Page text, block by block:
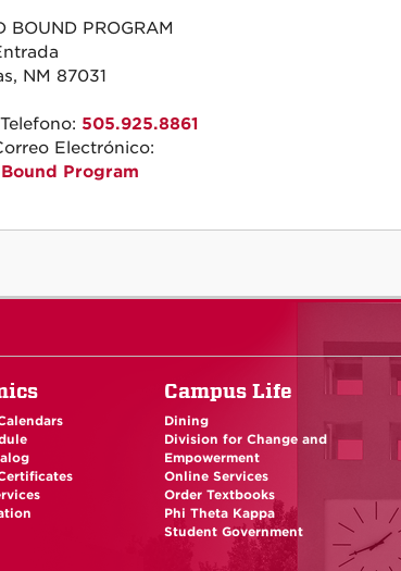
BOUND PROGRAM
NM 87031
505.925.8861
Electrónico:
Program
Campus Life
Dining
Division for Change and
Empowerment
Online Services
Order Textbooks
Phi Theta Kappa
Student Government